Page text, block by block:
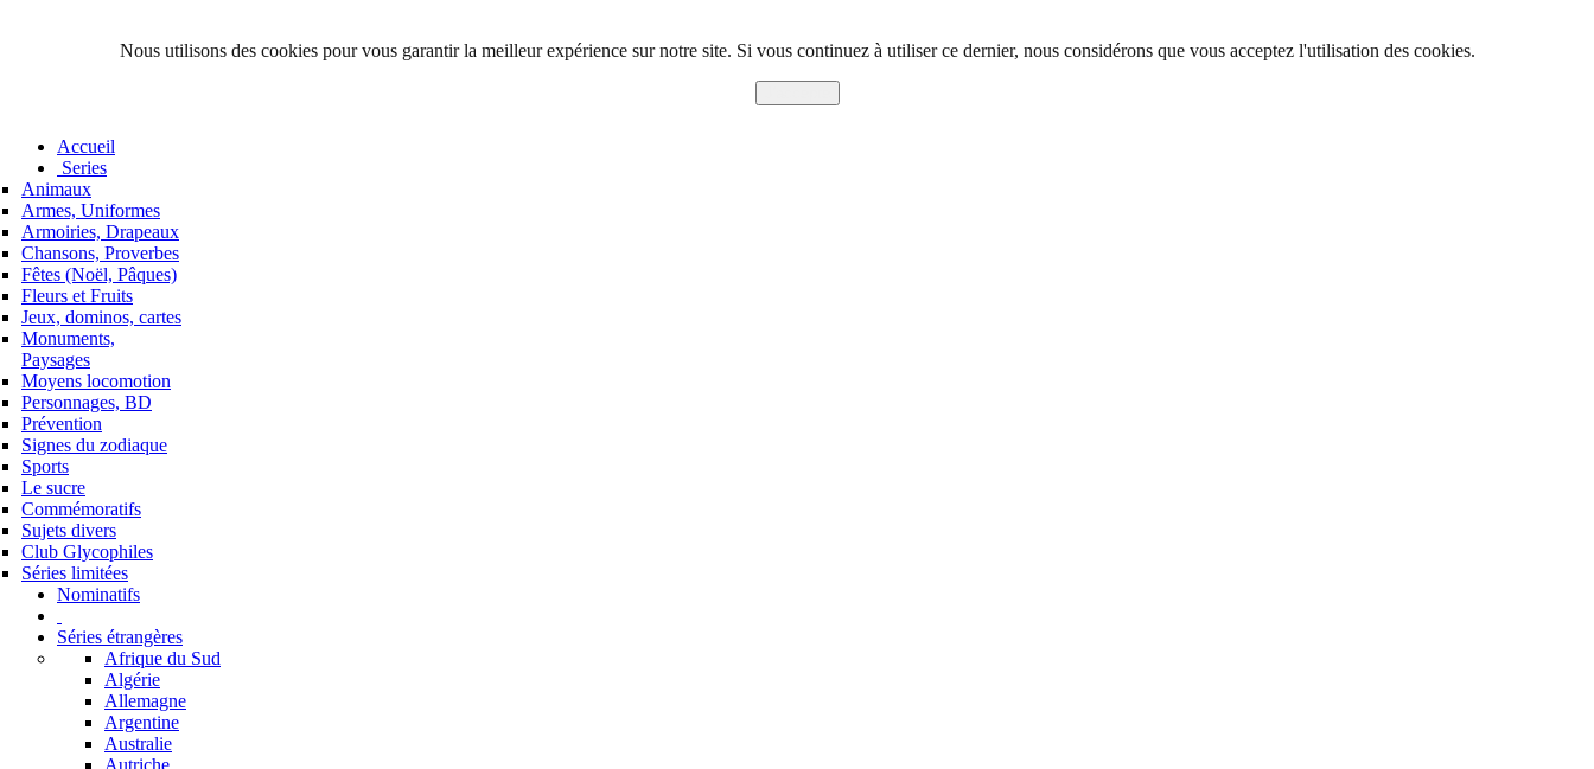
Nous utilisons des cookies pour vous garantir la meilleur expérience sur notre site. Si vous continuez à utiliser ce dernier, nous considérons que vous acceptez l'utilisation des cookies.
Accueil
Series
Animaux
Armes, Uniformes
Armoiries, Drapeaux
Chansons, Proverbes
Fêtes (Noël, Pâques)
Fleurs et Fruits
Jeux, dominos, cartes
Monuments,
Paysages
Moyens locomotion
Personnages, BD
Prévention
Signes du zodiaque
Sports
Le sucre
Commémoratifs
Sujets divers
Club Glycophiles
Séries limitées
Nominatifs
Séries étrangères
Afrique du Sud
Algérie
Allemagne
Argentine
Australie
Autriche